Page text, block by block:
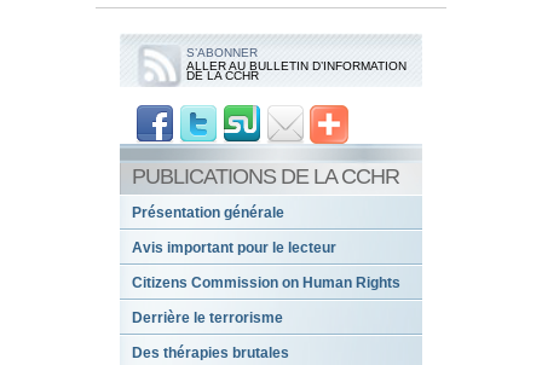
S’ABONNER
ALLER AU BULLETIN D’INFORMATION
DE LA CCHR
PUBLICATIONS DE LA CCHR
Présentation générale
Avis important pour le lecteur
Citizens Commission on Human Rights
Derrière le terrorisme
Des thérapies brutales